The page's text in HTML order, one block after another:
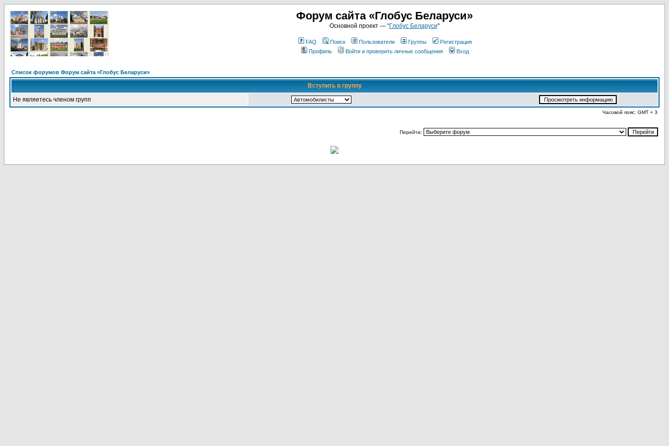
Форум сайта «Глобус Беларуси»
Основной проект — “Глобус Беларуси"
FAQ Поиск Пользователи Группы
Регистрация
Профиль
Войти и проверить личные сообщения Вход
Список форумов Форум сайта «Глобус Беларуси»
Вступить в группу
Не являетесь членом групп
Часовой пояс: GMT + 3
Перейти: